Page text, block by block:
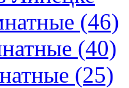
(46)
(40)
(25)